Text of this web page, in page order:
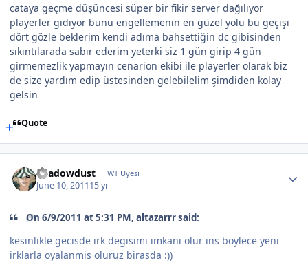
cataya geçme düşüncesi süper bir fikir server dağılıyor
playerler gidiyor bunu engellemenin en güzel yolu bu geçişi
dört gözle beklerim kendi adıma bahsettiğin dc gibisinden
sıkıntılarada sabır ederim yeterki siz 1 gün girip 4 gün
girmemezlik yapmayın cenarion ekibi ile playerler olarak biz
de size yardım edip üstesinden gelebilelim şimdiden kolay
gelsin
Quote
Shadowdust WT Uyesi
June 10, 201115 yr
On 6/9/2011 at 5:31 PM, altazarrr said:
kesinlikle gecisde ırk degisimi imkani olur ins böylece yeni
irklarla oyalanmis oluruz birasda :))